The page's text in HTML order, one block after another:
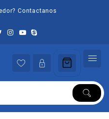
Contactanos